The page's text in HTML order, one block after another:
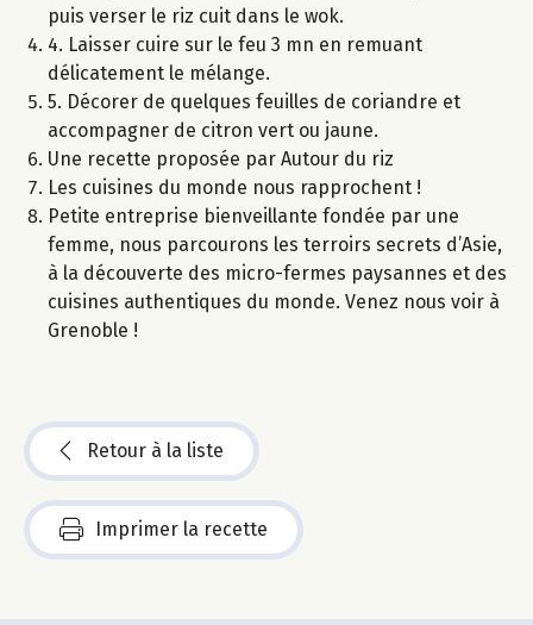
puis verser le riz cuit dans le wok.
4. Laisser cuire sur le feu 3 mn en remuant
délicatement le mélange.
5. Décorer de quelques feuilles de coriandre et
accompagner de citron vert ou jaune.
Une recette proposée par Autour du riz
Les cuisines du monde nous rapprochent !
Petite entreprise bienveillante fondée par une
femme, nous parcourons les terroirs secrets d’Asie,
à la découverte des micro-fermes paysannes et des
cuisines authentiques du monde. Venez nous voir à
Grenoble !
Retour à la liste
Imprimer la recette